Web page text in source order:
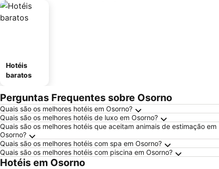
Hotéis
baratos
Perguntas Frequentes sobre Osorno
Quais são os melhores hotéis em Osorno?
Quais são os melhores hotéis de luxo em Osorno?
Quais são os melhores hotéis que aceitam animais de estimação em
Osorno?
Quais são os melhores hotéis com spa em Osorno?
Quais são os melhores hotéis com piscina em Osorno?
Hotéis em Osorno